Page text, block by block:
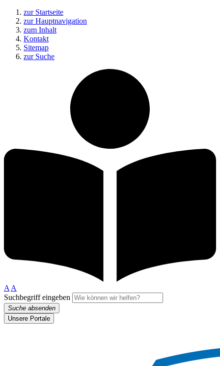
zur Startseite
zur Hauptnavigation
zum Inhalt
Kontakt
Sitemap
zur Suche
A A
Suchbegriff eingeben
Suche absenden
Unsere Portale